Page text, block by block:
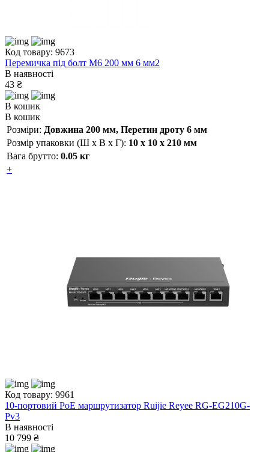
Код товару: 9673
Перемичка під болт М6 200 мм 6 мм2
В наявності
43 ₴
В кошик
В кошик
Розміри: Довжина 200 мм, Перетин дроту 6 мм
Розмір упаковки (Ш х В х Г): 10 x 10 x 210 мм
Вага брутто: 0.05 кг
+
Код товару: 9961
10-портовий РоЕ маршрутизатор Ruijie Reyee RG-EG210G-
Pv3
В наявності
10 799 ₴